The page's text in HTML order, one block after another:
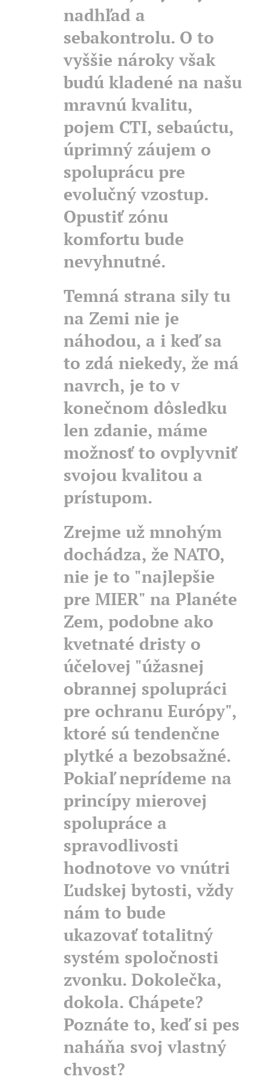
nadhľad a
sebakontrolu. O to
vyššie nároky však
budú kladené na našu
mravnú kvalitu,
pojem CTI, sebaúctu,
úprimný záujem o
spoluprácu pre
evolučný vzostup.
Opustiť zónu
komfortu bude
nevyhnutné.
Temná strana sily tu
na Zemi nie je
náhodou, a i keď sa
to zdá niekedy, že má
navrch, je to v
konečnom dôsledku
len zdanie, máme
možnosť to ovplyvniť
svojou kvalitou a
prístupom.
Zrejme už mnohým
dochádza, že NATO,
nie je to "najlepšie
pre MIER" na Planéte
Zem, podobne ako
kvetnaté dristy o
účelovej "úžasnej
obrannej spolupráci
pre ochranu Európy",
ktoré sú tendenčne
plytké a bezobsažné.
Pokiaľ neprídeme na
princípy mierovej
spolupráce a
spravodlivosti
hodnotove vo vnútri
Ľudskej bytosti, vždy
nám to bude
ukazovať totalitný
systém spoločnosti
zvonku. Dokolečka,
dokola. Chápete?
Poznáte to, keď si pes
naháňa svoj vlastný
chvost?